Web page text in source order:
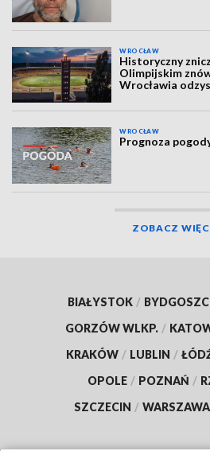
WROCŁAW
Historyczny
Olimpijskim
Wrocławia
WROCŁAW
Prognoza
ZOBACZ
BIAŁYSTOK /
GORZÓW WLKP. /
KRAKÓW / LUBLIN /
OPOLE / POZNAŃ /
SZCZECIN / WARSZAWA